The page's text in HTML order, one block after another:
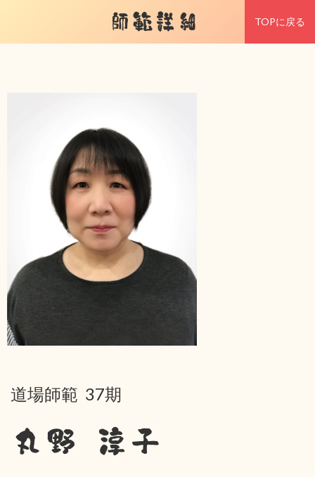
師範詳細 TOPに戻る
道場師範 37期
丸野 淳子